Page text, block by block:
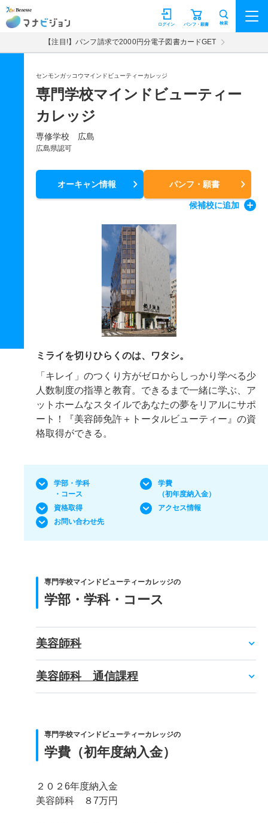
マナビジョン パンフ・願書
ログイン 検索
【注目!】パンフ請求で2000円分電子図書カードGET
センモンガッコウマインドビューティーカレッジ
専門学校マインドビューティー
カレッジ
専修学校 広島
広島県認可
オーキャン情報 パンフ・願書
候補校に追加
ミライを切りひらくのは、ワタシ。
「キレイ」のつくり方がゼロからしっかり学べる少
人数制度の指導と教育。できるまで一緒に学ぶ、ア
ットホームなスタイルであなたの夢をリアルにサポ
ート！『美容師免許＋トータルビューティー』の資
格取得ができる。
学部・学科
・コース
学費
（初年度納入金）
資格取得
アクセス情報
お問い合わせ先
専門学校マインドビューティーカレッジの
学部・学科・コース
美容師科
美容師科 通信課程
専門学校マインドビューティーカレッジの
学費（初年度納入金）
２０２6年度納入金
美容師科 ８7万円